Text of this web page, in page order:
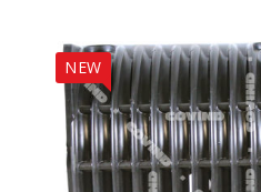
NEW